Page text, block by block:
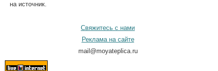
на источник.
Свяжитесь с нами
Реклама на сайте
mail@moyateplica.ru